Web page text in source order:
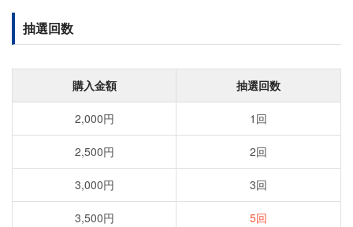
抽選回数
購入金額 抽選回数
2,000円 1回
2,500円 2回
3,000円 3回
3,500円 5回